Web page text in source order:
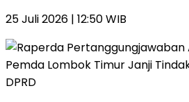
25 Juli 2026 | 12:50 WIB